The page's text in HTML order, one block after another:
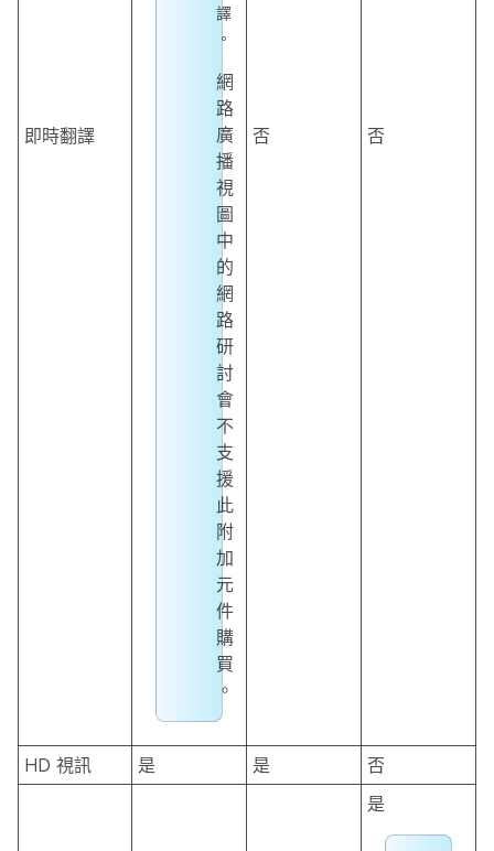
即時翻譯
譯
。
網
路
廣
播
視
圖
中
的
網
路
研
討
會
不
支
援
此
附
加
元
件
購
買
。
否 否
HD 視訊 是 是
否
是